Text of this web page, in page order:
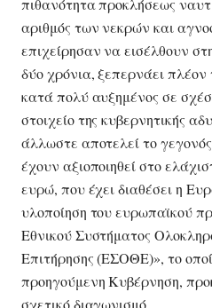
πιθανότητα προκλήσεως
αριθμός των νεκρών και
επιχείρησαν να εισέλθουν
δύο χρόνια, ξεπερνάει πλέον
κατά πολύ αυξημένος σε
στοιχείο της κυβερνητικής
άλλωστε αποτελεί το
έχουν αξιοποιηθεί στο
ευρώ, που έχει διαθέσει η
υλοποίηση του ευρωπαϊκού
Εθνικού Συστήματος
Επιτήρησης (ΕΣΟΘΕ)», το
προηγούμενη Κυβέρνηση,